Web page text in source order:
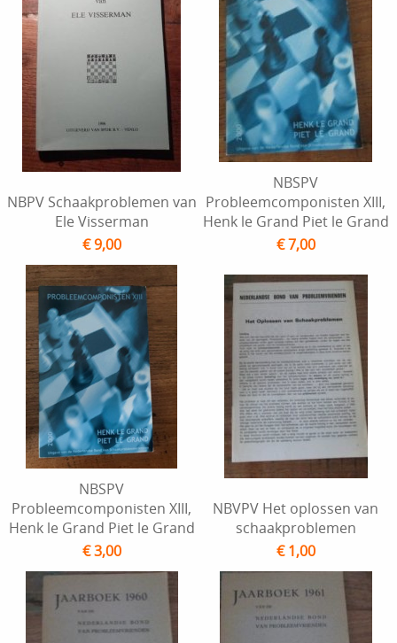
NBPV Schaakproblemen van
Ele Visserman
€ 9,00
NBSPV
Probleemcomponisten XIII,
Henk le Grand Piet le Grand
€ 7,00
NBSPV
Probleemcomponisten XIII,
Henk le Grand Piet le Grand
€ 3,00
NBVPV Het oplossen van
schaakproblemen
€ 1,00